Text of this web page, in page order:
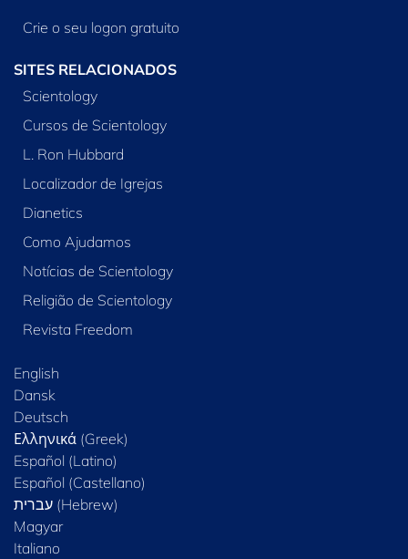
Crie o seu logon gratuito
SITES RELACIONADOS
Scientology
Cursos de Scientology
L. Ron Hubbard
Localizador de Igrejas
Dianetics
Como Ajudamos
Notícias de Scientology
Religião de Scientology
Revista Freedom
English
Dansk
Deutsch
Ελληνικά (Greek)
Español (Latino)
Español (Castellano)
Magyar
Italiano